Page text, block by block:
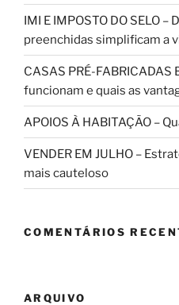
IMI E IMPOSTO DO SELO –
preenchidas simplificam a
CASAS PRÉ-FABRICADAS
funcionam e quais as
APOIOS À HABITAÇÃO –
VENDER EM JULHO –
mais cauteloso
COMENTÁRIOS
ARQUIVO